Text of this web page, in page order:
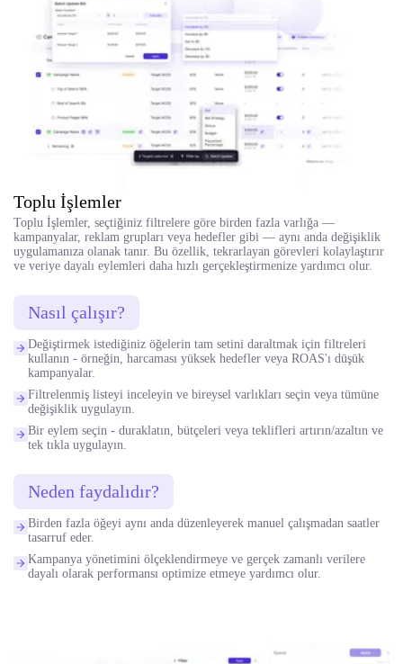
Toplu İşlemler
Toplu İşlemler, seçtiğiniz filtrelere göre birden fazla varlığa —
kampanyalar, reklam grupları veya hedefler gibi — aynı anda değişiklik
uygulamanıza olanak tanır. Bu özellik, tekrarlayan görevleri kolaylaştırır
ve veriye dayalı eylemleri daha hızlı gerçekleştirmenize yardımcı olur.
Nasıl çalışır?
Değiştirmek istediğiniz öğelerin tam setini daraltmak için filtreleri
kullanın - örneğin, harcaması yüksek hedefler veya ROAS'ı düşük
kampanyalar.
Filtrelenmiş listeyi inceleyin ve bireysel varlıkları seçin veya tümüne
değişiklik uygulayın.
Bir eylem seçin - duraklatın, bütçeleri veya teklifleri artırın/azaltın ve
tek tıkla uygulayın.
Neden faydalıdır?
Birden fazla öğeyi aynı anda düzenleyerek manuel çalışmadan saatler
tasarruf eder.
Kampanya yönetimini ölçeklendirmeye ve gerçek zamanlı verilere
dayalı olarak performansı optimize etmeye yardımcı olur.